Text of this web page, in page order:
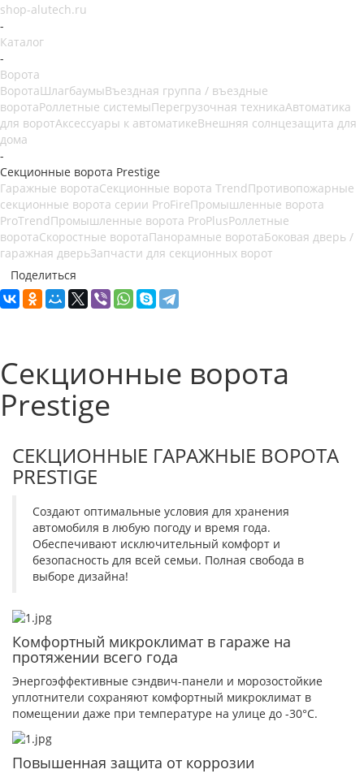
shop-alutech.ru
-
Каталог
-
Ворота
ВоротаШлагбаумыВъездная группа / въездные
воротаРоллетные системыПерегрузочная техникаАвтоматика
для воротАксессуары к автоматикеВнешняя солнцезащита для
дома
-
Секционные ворота Prestige
Гаражные воротаСекционные ворота TrendПротивопожарные
секционные ворота серии ProFireПромышленные ворота
ProTrendПромышленные ворота ProPlusРоллетные
воротаСкоростные воротаПанорамные воротаБоковая дверь /
гаражная дверьЗапчасти для секционных ворот
Поделиться
Секционные ворота
Prestige
СЕКЦИОННЫЕ ГАРАЖНЫЕ ВОРОТА
PRESTIGE
Создают оптимальные условия для хранения
автомобиля в любую погоду и время года.
Обеспечивают исключительный комфорт и
безопасность для всей семьи. Полная свобода в
выборе дизайна!
Комфортный микроклимат в гараже на
протяжении всего года
Энергоэффективные сэндвич-панели и морозостойкие
уплотнители сохраняют комфортный микроклимат в
помещении даже при температуре на улице до -30°С.
Повышенная защита от коррозии